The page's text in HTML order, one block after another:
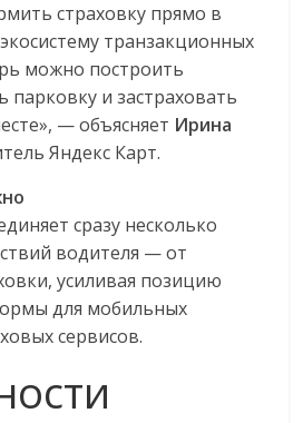
страховку прямо в
транзакционных
можно построить
и застраховать
— объясняет Ирина
Яндекс Карт.
сразу несколько
водителя — от
усиливая позицию
для мобильных
сервисов.